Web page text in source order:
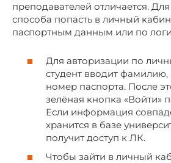
преподавателей отличается.
способа попасть в личный
паспортным данным или по
Для авторизации по
студент вводит
номер паспорта. После
зелёная кнопка «Войти»
Если информация
хранится в базе
получит доступ к ЛК.
Чтобы зайти в личный